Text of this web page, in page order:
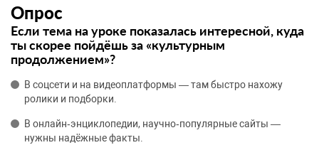
Опрос
Если тема на уроке показалась интересной, куда
ты скорее пойдёшь за «культурным
продолжением»?
В соцсети и на видеоплатформы — там быстро нахожу
ролики и подборки.
В онлайн‑энциклопедии, научно‑популярные сайты —
нужны надёжные факты.